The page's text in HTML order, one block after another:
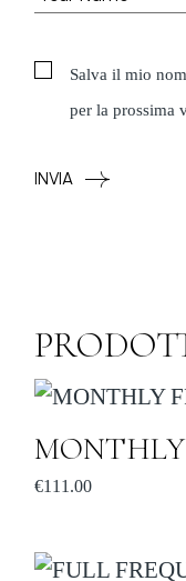
Salva il mio
per la prossima
INVIA
€111.00